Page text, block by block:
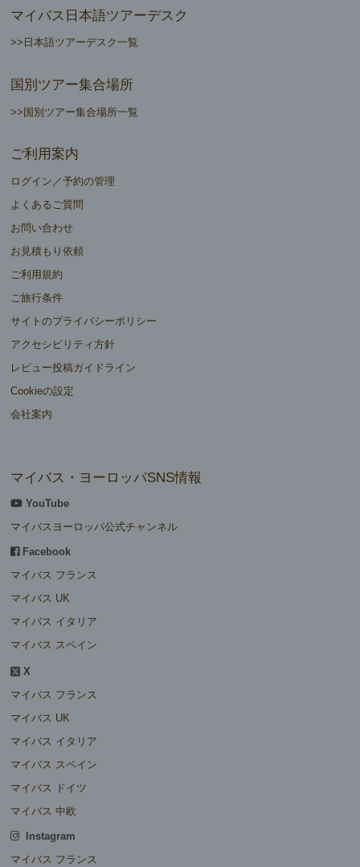
マイバス日本語ツアーデスク
>>日本語ツアーデスク一覧
国別ツアー集合場所
>>国別ツアー集合場所一覧
ご利用案内
ログイン／予約の管理
よくあるご質問
お問い合わせ
お見積もり依頼
ご利用規約
ご旅行条件
サイトのプライバシーポリシー
アクセシビリティ方針
レビュー投稿ガイドライン
Cookieの設定
会社案内
マイバス・ヨーロッパSNS情報
YouTube
マイバスヨーロッパ公式チャンネル
Facebook
マイバス フランス
マイバス UK
マイバス イタリア
マイバス スペイン
X
マイバス フランス
マイバス UK
マイバス イタリア
マイバス スペイン
マイバス ドイツ
マイバス 中欧
Instagram
マイバス フランス